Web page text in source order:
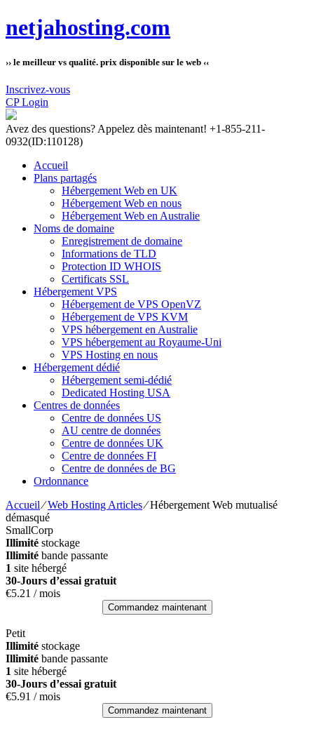
netjahosting.com
›› le meilleur vs qualité. prix disponible sur le web ‹‹
Inscrivez-vous
CP Login
Avez des questions? Appelez dès maintenant! +1-855-211-
0932(ID:110128)
Accueil
Plans partagés
Hébergement Web en UK
Hébergement Web en nous
Hébergement Web en Australie
Noms de domaine
Enregistrement de domaine
Informations de TLD
Protection ID WHOIS
Certificats SSL
Hébergement VPS
Hébergement de VPS OpenVZ
Hébergement de VPS KVM
VPS hébergement en Australie
VPS hébergement au Royaume-Uni
VPS Hosting en nous
Hébergement dédié
Hébergement semi-dédié
Dedicated Hosting USA
Centres de données
Centre de données US
AU centre de données
Centre de données UK
Centre de données FI
Centre de données de BG
Ordonnance
Accueil⁄Web Hosting Articles⁄Hébergement Web mutualisé
démasqué
SmallCorp
Illimité stockage
Illimité bande passante
1 site hébergé
30-Jours d’essai gratuit
€5.21 / mois
Commandez maintenant
Petit
Illimité stockage
Illimité bande passante
1 site hébergé
30-Jours d’essai gratuit
€5.91 / mois
Commandez maintenant